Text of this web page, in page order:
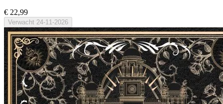
€ 22,99
Verwacht 24-11-2026